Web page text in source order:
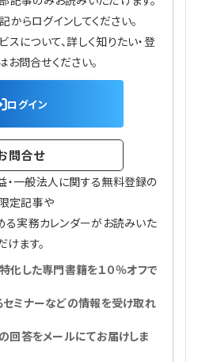
の処方箋
試験一問一答
「新公益信託」活用戦略
ント
きガイドライン
営学
からログインしてください。
について、詳しく知りたい・登
お問合せください。
ログイン
問合せ
・一般法人に関する無料登録の
定記事や
実務カレンダーがお読みいた
けます。
化した専門書籍を１０％オフで
ミナーなどの情報を受け取れ
回答をメールにてお届けしま